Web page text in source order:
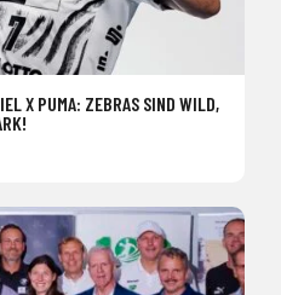
X PUMA: ZEBRAS SIND WILD,